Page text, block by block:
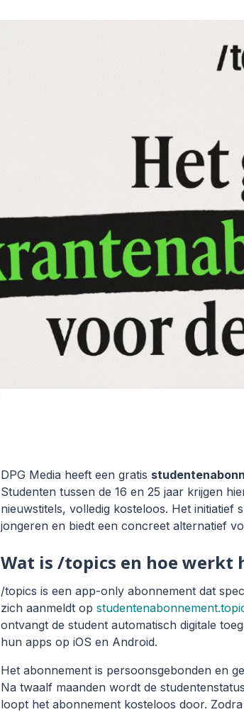
DPG Media heeft een gratis
Studenten tussen de 16 en 25 jaar krijgen
nieuwstitels, volledig kosteloos. Het
jongeren en biedt een concreet alternatief
Wat is /topics en hoe werkt
/topics is een app-only abonnement dat
zich aanmeldt op
ontvangt de student automatisch digitale
hun apps op iOS en Android.
Het abonnement is persoonsgebonden en
Na twaalf maanden wordt de
loopt het abonnement kosteloos door.